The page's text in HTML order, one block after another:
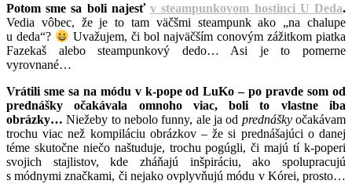
Potom sme sa boli najesťv steampunkovom hostinci U Deda.
Vedia vôbec, že je to tam väčšmi steampunk ako „na chalupe
u deda“?
Uvažujem, či bol najväčším conovým zážitkom piatka
Fazekaš alebo steampunkový dedo… Asi je to pomerne
vyrovnané…
Vrátili sme sa na módu v k-pope od LuKo – po pravde som od
prednášky očakávala omnoho viac, boli to vlastne iba
obrázky… Niežeby to nebolo funny, ale ja od prednáškyočakávam
trochu viac než kompiláciu obrázkov – že si prednášajúci o danej
téme skutočne niečo naštuduje, trochu pogúgli, či majú tí k-poperi
svojich stajlistov, kde zháňajú inšpiráciu, ako spolupracujú
s módnymi značkami, či nejako ovplyvňujú módu v Kórei, prosto…